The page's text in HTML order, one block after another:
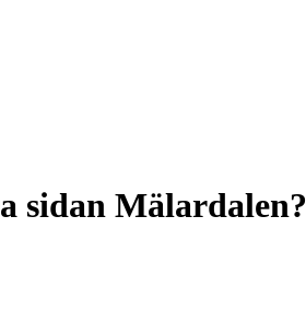
sidan Mälardalen?